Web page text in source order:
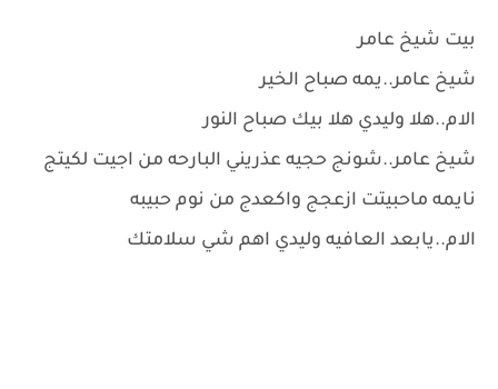
بيت شيخ عامر
شيخ عامر..يمه صباح الخير
الام..هلا وليدي هلا بيك صباح النور
شيخ عامر..شونج حجيه عذريني البارحه من اجيت لكيتج
نايمه ماحبيتت ازعجج واكعدج من نوم حبيبه
الام..يابعد العافيه وليدي اهم شي سلامتك